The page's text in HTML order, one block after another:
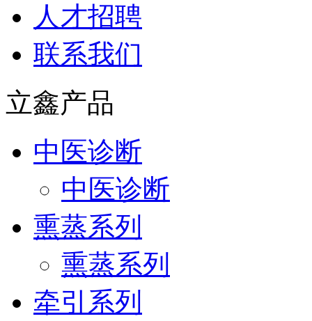
人才招聘
联系我们
立鑫产品
中医诊断
中医诊断
熏蒸系列
熏蒸系列
牵引系列